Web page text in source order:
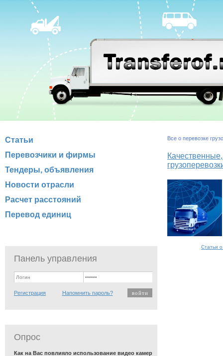
Статьи
Перевозчики и фирмы
Тендеры, объявления
Новости отрасли
Расчет расстояний
Перевод единиц
Панель управления
Регистрация Напомнить пароль?
Опрос
Как на Вас повлияло использование видео камер
Все о перевозке
Статьи о